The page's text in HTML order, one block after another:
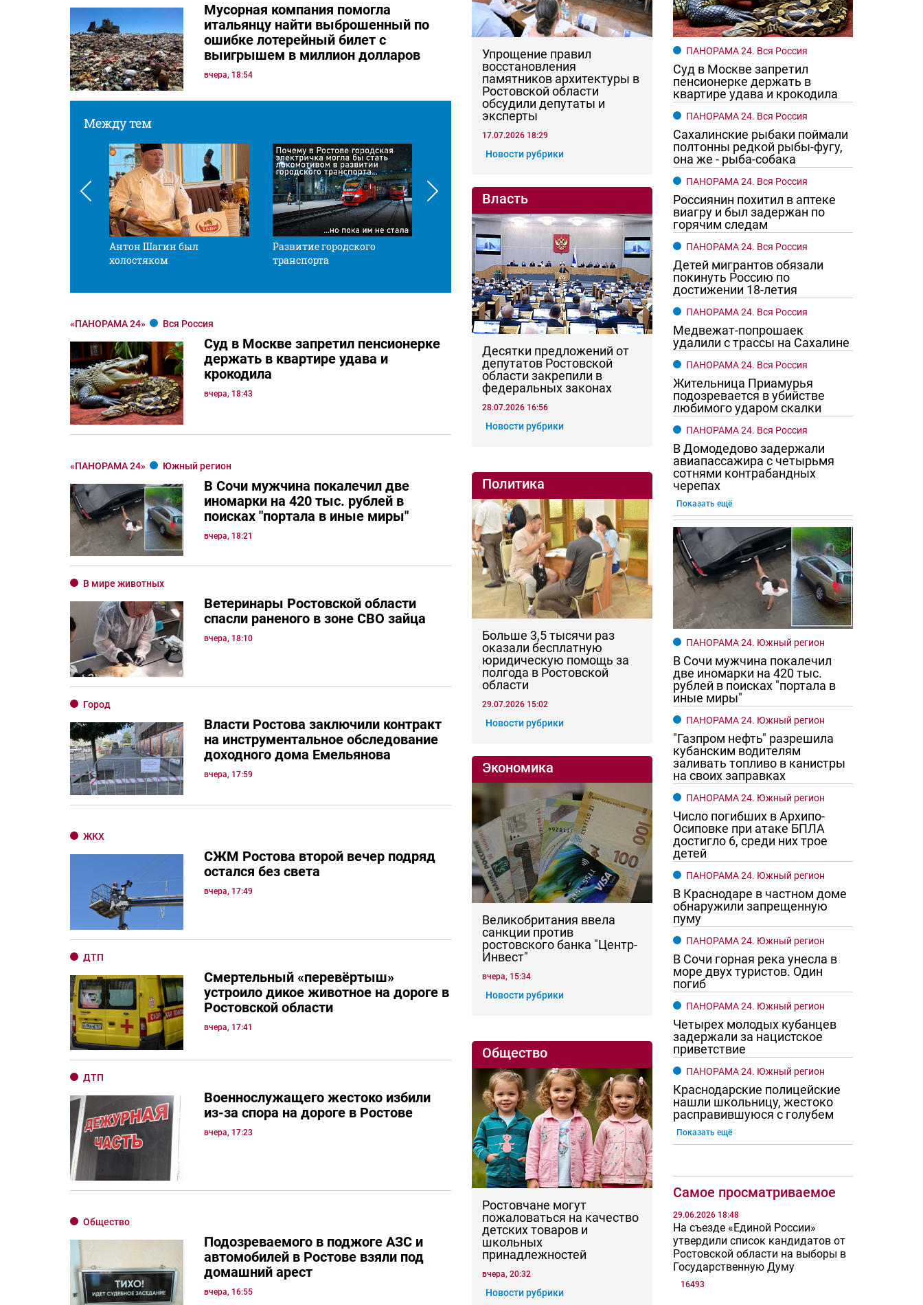
Мусорная компания помогла
итальянцу найти выброшенный по
ошибке лотерейный билет с
выигрышем в миллион долларов
вчера, 18:54
Между тем
Антон Шагин был
холостяком
Развитие городского
транспорта
Красной нитью Чего хотят женщины? Ростовчане смотрите в оба
«ПАНОРАМА 24» Вся Россия
Суд в Москве запретил пенсионерке
держать в квартире удава и
крокодила
вчера, 18:43
«ПАНОРАМА 24» Южный регион
В Сочи мужчина покалечил две
иномарки на 420 тыс. рублей в
поисках "портала в иные миры"
вчера, 18:21
В мире животных
Ветеринары Ростовской области
спасли раненого в зоне СВО зайца
вчера, 18:10
Город
Власти Ростова заключили контракт
на инструментальное обследование
доходного дома Емельянова
вчера, 17:59
ЖКХ
СЖМ Ростова второй вечер подряд
остался без света
вчера, 17:49
ДТП
Смертельный «перевёртыш»
устроило дикое животное на дороге в
Ростовской области
вчера, 17:41
ДТП
Военнослужащего жестоко избили
из-за спора на дороге в Ростове
вчера, 17:23
Общество
Подозреваемого в поджоге АЗС и
автомобилей в Ростове взяли под
домашний арест
вчера, 16:55
Упрощение правил
восстановления
памятников архитектуры в
Ростовской области
обсудили депутаты и
эксперты
17.07.2026 18:29
Новости рубрики
Власть
Десятки предложений от
депутатов Ростовской
области закрепили в
федеральных законах
28.07.2026 16:56
Новости рубрики
Политика
Больше 3,5 тысячи раз
оказали бесплатную
юридическую помощь за
полгода в Ростовской
области
29.07.2026 15:02
Новости рубрики
Экономика
Великобритания ввела
санкции против
ростовского банка "Центр-
Инвест"
вчера, 15:34
Новости рубрики
Общество
Ростовчане могут
пожаловаться на качество
детских товаров и
школьных
принадлежностей
вчера, 20:32
Новости рубрики
ПАНОРАМА 24. Вся Россия
Суд в Москве запретил
пенсионерке держать в
квартире удава и крокодила
ПАНОРАМА 24. Вся Россия
Сахалинские рыбаки поймали
полтонны редкой рыбы-фугу,
она же - рыба-собака
ПАНОРАМА 24. Вся Россия
Россиянин похитил в аптеке
виагру и был задержан по
горячим следам
ПАНОРАМА 24. Вся Россия
Детей мигрантов обязали
покинуть Россию по
достижении 18-летия
ПАНОРАМА 24. Вся Россия
Медвежат-попрошаек
удалили с трассы на Сахалине
ПАНОРАМА 24. Вся Россия
Жительница Приамурья
подозревается в убийстве
любимого ударом скалки
ПАНОРАМА 24. Вся Россия
В Домодедово задержали
авиапассажира с четырьмя
сотнями контрабандных
черепах
Показать ещё
ПАНОРАМА 24. Южный регион
В Сочи мужчина покалечил
две иномарки на 420 тыс.
рублей в поисках "портала в
иные миры"
ПАНОРАМА 24. Южный регион
"Газпром нефть" разрешила
кубанским водителям
заливать топливо в канистры
на своих заправках
ПАНОРАМА 24. Южный регион
Число погибших в Архипо-
Осиповке при атаке БПЛА
достигло 6, среди них трое
детей
ПАНОРАМА 24. Южный регион
В Краснодаре в частном доме
обнаружили запрещенную
пуму
ПАНОРАМА 24. Южный регион
В Сочи горная река унесла в
море двух туристов. Один
погиб
ПАНОРАМА 24. Южный регион
Четырех молодых кубанцев
задержали за нацистское
приветствие
ПАНОРАМА 24. Южный регион
Краснодарские полицейские
нашли школьницу, жестоко
расправившуюся с голубем
Показать ещё
Самое просматриваемое
29.06.2026 18:48
На съезде «Единой России»
утвердили список кандидатов от
Ростовской области на выборы в
Государственную Думу
16493